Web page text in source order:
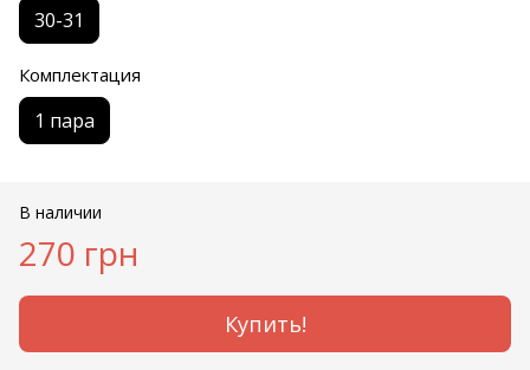
30-31
Комплектация
1 пара
В наличии
270 грн
Купить!